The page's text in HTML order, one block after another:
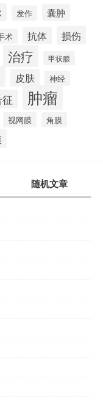
发作 囊肿
术 抗体 损伤
治疗 甲状腺
皮肤 神经
肿瘤
视网膜 角膜
随机文章